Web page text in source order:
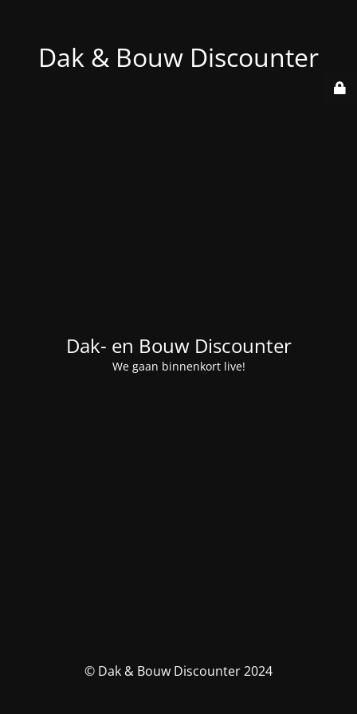
Dak & Bouw Discounter
Dak- en Bouw Discounter
We gaan binnenkort live!
© Dak & Bouw Discounter 2024